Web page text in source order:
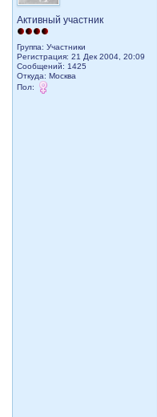
Активный участник
Группа: Участники
Регистрация: 21 Дек 2004, 20:09
Сообщений: 1425
Откуда: Москва
Пол: